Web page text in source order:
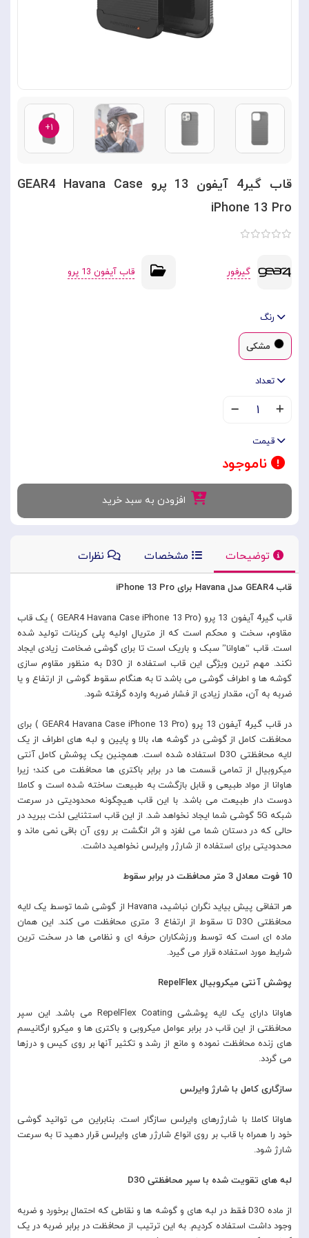
۱+
قاب گیر4 آیفون 13 پرو GEAR4 Havana Case
iPhone 13 Pro
گیرفور قاب آیفون 13 پرو
رنگ
مشکی
تعداد
۱
قیمت
ناموجود
افزودن به سبد خرید
توضیحات مشخصات نظرات
قاب GEAR4 مدل Havana برای iPhone 13 Pro
قاب گیر4 آیفون 13 پرو (GEAR4 Havana Case iPhone 13 Pro ) یک قاب
مقاوم، سخت و محکم است که از متریال اولیه پلی کربنات تولید شده
است. قاب “هاوانا” سبک و باریک است تا برای گوشی ضخامت زیادی ایجاد
نکند. مهم ترین ویژگی این قاب استفاده از D3O به منظور مقاوم سازی
گوشه ها و اطراف گوشی می باشد تا به هنگام سقوط گوشی از ارتفاع و یا
ضربه به آن، مقدار زیادی از فشار ضربه وارده گرفته شود.
در قاب گیر4 آیفون 13 پرو (GEAR4 Havana Case iPhone 13 Pro ) برای
محافظت کامل از گوشی در گوشه ها، بالا و پایین و لبه های اطراف از یک
لایه محافظتی D3O استفاده شده است. همچنین یک پوشش کامل آنتی
میکروبیال از تمامی قسمت ها در برابر باکتری ها محافظت می کند؛ زیرا
هاوانا از مواد طبیعی و قابل بازگشت به طبیعت ساخته شده است و کاملا
دوست دار طبیعت می باشد. با این قاب هیچگونه محدودیتی در سرعت
شبکه 5G گوشی شما ایجاد نخواهد شد. از این قاب استثنایی لذت ببرید در
حالی که در دستان شما می لغزد و اثر انگشت بر روی آن باقی نمی ماند و
محدودیتی برای استفاده از شارژر وایرلس نخواهید داشت.
10 فوت معادل 3 متر محافظت در برابر سقوط
هر اتفاقی پیش بیاید نگران نباشید، Havana از گوشی شما توسط یک لایه
محافظتی D3O تا سقوط از ارتفاع 3 متری محافظت می کند. این همان
ماده ای است که توسط ورزشکاران حرفه ای و نظامی ها در سخت ترین
شرایط مورد استفاده قرار می گیرد.
پوشش آنتی میکروبیال RepelFlex
هاوانا دارای یک لایه پوششی RepelFlex Coating می باشد. این سپر
محافظتی از این قاب در برابر عوامل میکروبی و باکتری ها و میکرو ارگانیسم
های زنده محافظت نموده و مانع از رشد و تکثیر آنها بر روی کیس و درزها
می گردد.
سازگاری کامل با شارژ وایرلس
هاوانا کاملا با شارژرهای وایرلس سازگار است. بنابراین می توانید گوشی
خود را همراه با قاب بر روی انواع شارژر های وایرلس قرار دهید تا به سرعت
شارژ شود.
لبه های تقویت شده با سپر محافظتی D3O
از ماده D3O فقط در لبه های و گوشه ها و نقاطی که احتمال برخورد و ضربه
وجود داشت استفاده کردیم. به این ترتیب از محافظت در برابر ضربه در یک